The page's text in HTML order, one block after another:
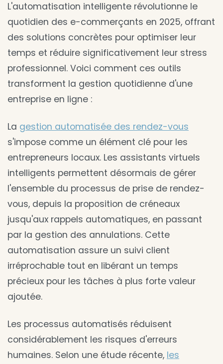
L'automatisation intelligente révolutionne le
quotidien des e-commerçants en 2025, offrant
des solutions concrètes pour optimiser leur
temps et réduire significativement leur stress
professionnel. Voici comment ces outils
transforment la gestion quotidienne d'une
entreprise en ligne :
La gestion automatisée des rendez-vous
s'impose comme un élément clé pour les
entrepreneurs locaux. Les assistants virtuels
intelligents permettent désormais de gérer
l'ensemble du processus de prise de rendez-
vous, depuis la proposition de créneaux
jusqu'aux rappels automatiques, en passant
par la gestion des annulations. Cette
automatisation assure un suivi client
irréprochable tout en libérant un temps
précieux pour les tâches à plus forte valeur
ajoutée.
Les processus automatisés réduisent
considérablement les risques d'erreurs
humaines. Selon une étude récente, les